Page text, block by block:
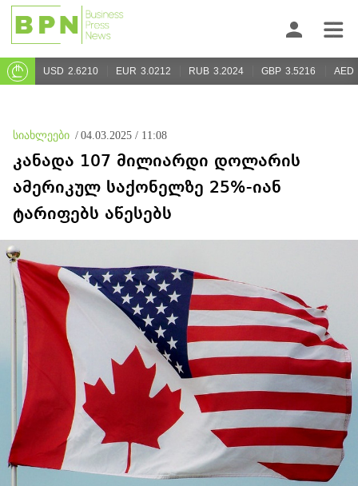
USD 2.6210 EUR 3.0212 RUB 3.2024 GBP 3.5216 AED
სიახლეები / 04.03.2025 / 11:08
კანადა 107 მილიარდი დოლარის
ამერიკულ საქონელზე 25%-იან
ტარიფებს აწესებს